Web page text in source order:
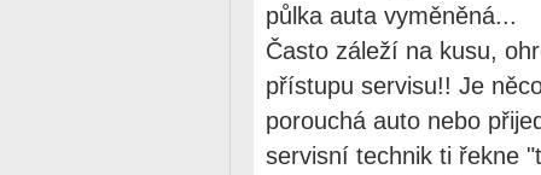
půlka auta vyměněná...
Často záleží na kusu,
přístupu servisu!! Je
porouchá auto nebo
servisní technik ti řekne